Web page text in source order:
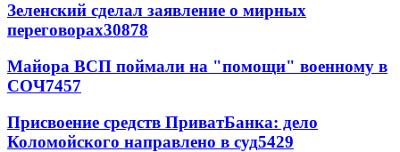
Зеленский сделал заявление о мирных
переговорах30878
Майора ВСП поймали на "помощи" военному в
СОЧ7457
Присвоение средств ПриватБанка: дело
Коломойского направлено в суд5429